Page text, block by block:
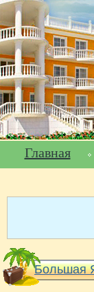
Главная
Большая